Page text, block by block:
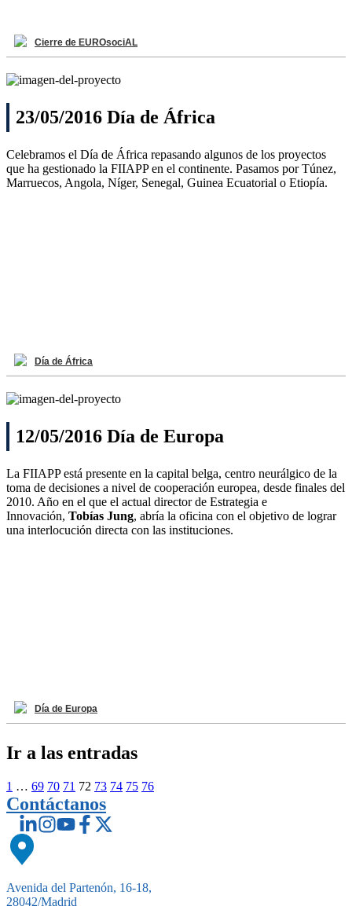
Cierre de EUROsociAL
23/05/2016 Día de África
Celebramos el Día de África repasando algunos de los proyectos
que ha gestionado la FIIAPP en el continente. Pasamos por Túnez,
Marruecos, Angola, Níger, Senegal, Guinea Ecuatorial o Etiopía.
Día de África
12/05/2016 Día de Europa
La FIIAPP está presente en la capital belga, centro neurálgico de la
toma de decisiones a nivel de cooperación europea, desde finales del
2010. Año en el que el actual director de Estrategia e
Innovación, Tobías Jung, abría la oficina con el objetivo de lograr
una interlocución directa con las instituciones.
Día de Europa
Ir a las entradas
1 … 69 70 71 72 73 74 75 76
Contáctanos
Avenida del Partenón, 16-18,
28042/Madrid